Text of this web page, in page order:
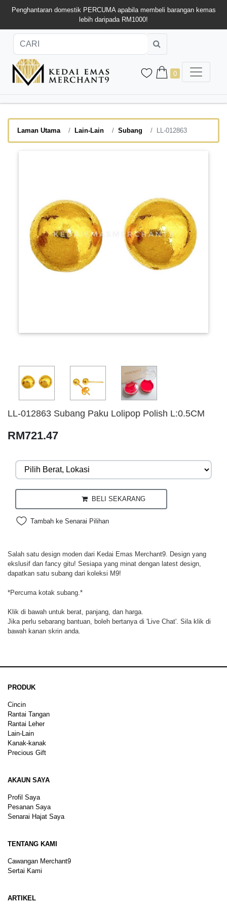
Penghantaran domestik PERCUMA apabila membeli barangan kemas
lebih daripada RM1000!
0
Laman Utama Lain-Lain Subang LL-012863
LL-012863 Subang Paku Lolipop Polish L:0.5CM
RM721.47
BELI SEKARANG
Tambah ke Senarai Pilihan
Salah satu design moden dari Kedai Emas Merchant9. Design yang
ekslusif dan fancy gitu! Sesiapa yang minat dengan latest design,
dapatkan satu subang dari koleksi M9!
*Percuma kotak subang.*
Klik di bawah untuk berat, panjang, dan harga.
Jika perlu sebarang bantuan, boleh bertanya di 'Live Chat'. Sila klik di
bawah kanan skrin anda.
PRODUK
Cincin
Rantai Tangan
Rantai Leher
Lain-Lain
Kanak-kanak
Precious Gift
AKAUN SAYA
Profil Saya
Pesanan Saya
Senarai Hajat Saya
TENTANG KAMI
Cawangan Merchant9
Sertai Kami
ARTIKEL